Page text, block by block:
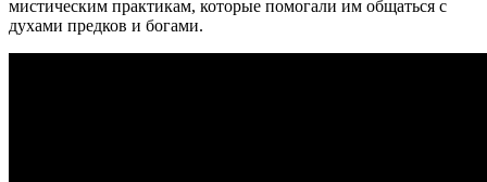
мистическим практикам, которые помогали им общаться с
духами предков и богами.